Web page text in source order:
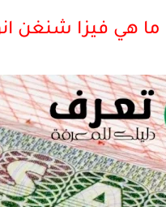
ما هي فيزا شنغن